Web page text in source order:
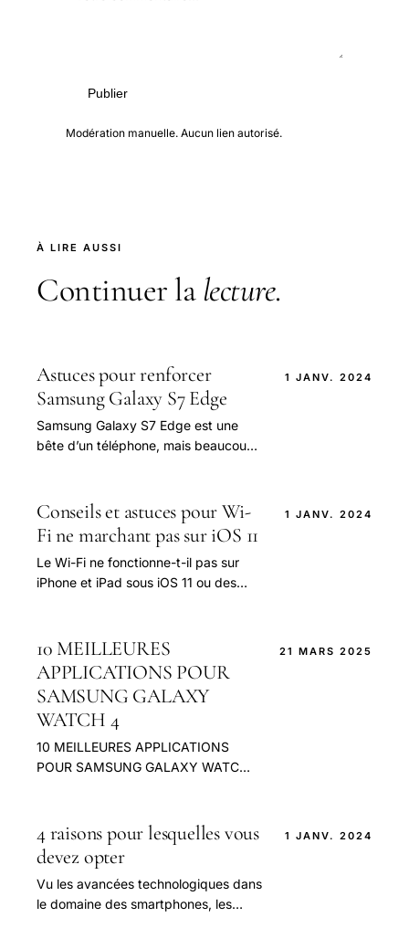
Publier
Modération manuelle. Aucun lien autorisé.
À LIRE AUSSI
Continuer la lecture.
Astuces pour renforcer
Samsung Galaxy S7 Edge
Samsung Galaxy S7 Edge est une
bête d’un téléphone, mais beaucoup
1 JANV. 2024
Conseils et astuces pour Wi-
Fi ne marchant pas sur iOS 11
Le Wi-Fi ne fonctionne-t-il pas sur
iPhone et iPad sous iOS 11 ou des
1 JANV. 2024
10 MEILLEURES
APPLICATIONS POUR
SAMSUNG GALAXY
WATCH 4
10 MEILLEURES APPLICATIONS
POUR SAMSUNG GALAXY WATCH
21 MARS 2025
4 raisons pour lesquelles vous
devez opter
Vu les avancées technologiques dans
le domaine des smartphones, les
1 JANV. 2024